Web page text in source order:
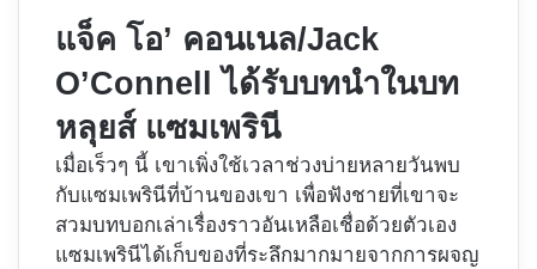
แจ็ค โอ’ คอนเนล/Jack
O’Connell ได้รับบทนำในบท
หลุยส์ แซมเพรินี
เมื่อเร็วๆ นี้ เขาเพิ่งใช้เวลาช่วงบ่ายหลายวันพบ
กับแซมเพรินีที่บ้านของเขา เพื่อฟังชายที่เขาจะ
สวมบทบอกเล่าเรื่องราวอันเหลือเชื่อด้วยตัวเอง
แซมเพรินีได้เก็บของที่ระลึกมากมายจากการผจญ